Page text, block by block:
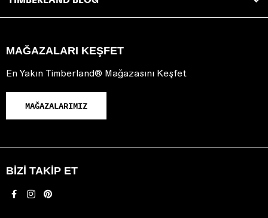
MAĞAZALARI KEŞFET
En Yakın Timberland® Mağazasını Keşfet
MAĞAZALARIMIZ
BIZI TAKIP ET